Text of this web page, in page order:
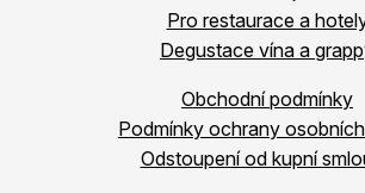
Pro restaurace a
Degustace vína a
Obchodní podmínky
Podmínky ochrany
Odstoupení od kupní